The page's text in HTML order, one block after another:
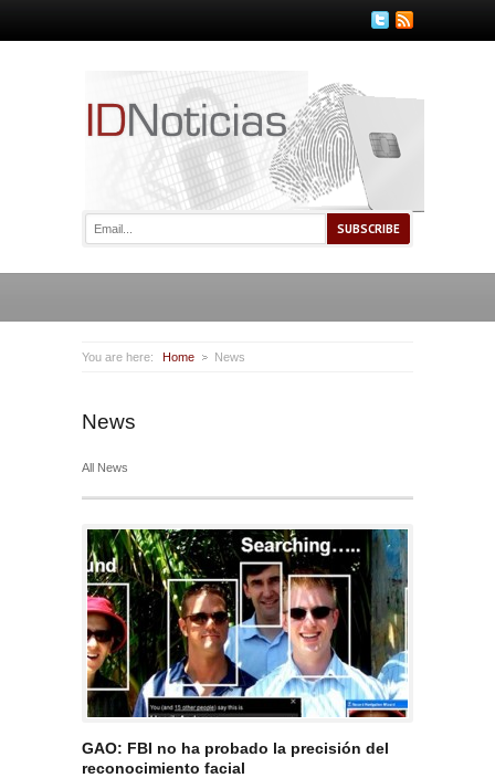
You are here: Home News
News
All News
GAO: FBI no ha probado la precisión del
reconocimiento facial